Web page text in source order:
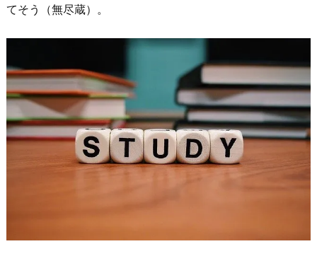
てそう（無尽蔵）。